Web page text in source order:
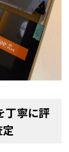
丁寧に評